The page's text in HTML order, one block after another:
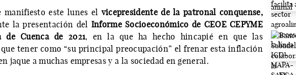
manifiesto este lunes el vicepresidente de la patronal conquense,
la presentación del Informe Socioeconómico de CEOE CEPYME
Cuenca de 2021, en la que ha hecho hincapié en que las
tener como “su principal preocupación” el frenar esta inflación
jaque a muchas empresas y a la sociedad en general.